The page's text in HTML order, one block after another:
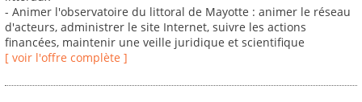
- Animer l'observatoire du littoral de Mayotte : animer le réseau
d'acteurs, administrer le site Internet, suivre les actions
financées, maintenir une veille juridique et scientifique
[ voir l'offre complète ]